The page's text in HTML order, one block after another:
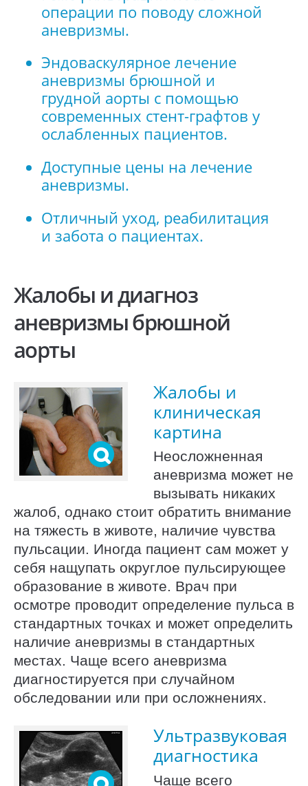
операции по поводу сложной
аневризмы.
Эндоваскулярное лечение
аневризмы брюшной и
грудной аорты с помощью
современных стент-графтов у
ослабленных пациентов.
Доступные цены на лечение
аневризмы.
Отличный уход, реабилитация
и забота о пациентах.
Жалобы и диагноз
аневризмы брюшной
аорты
Жалобы и
клиническая
картина
Неосложненная
аневризма может не
вызывать никаких
жалоб, однако стоит обратить внимание
на тяжесть в животе, наличие чувства
пульсации. Иногда пациент сам может у
себя нащупать округлое пульсирующее
образование в животе. Врач при
осмотре проводит определение пульса в
стандартных точках и может определить
наличие аневризмы в стандартных
местах. Чаще всего аневризма
диагностируется при случайном
обследовании или при осложнениях.
Ультразвуковая
диагностика
Чаще всего